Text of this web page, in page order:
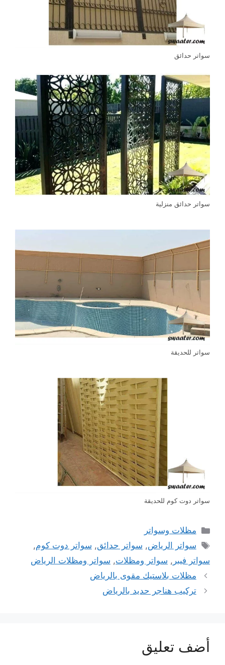
سواتر حدائق
سواتر حدائق منزلية
سواتر للحديقة
سواتر دوت كوم للحديقة
التصنيفات
مظلات وسواتر
الوسوم
سواتر الرياض, سواتر حدائق, سواتر دوت كوم,
سواتر فيبر , سواتر ومظلات, سواتر ومظلات الرياض
مظلات بلاستيك مقوى بالرياض
تركيب هناجر حديد بالرياض
أضف تعليق